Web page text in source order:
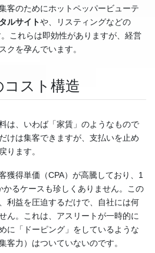
客のためにホットペッパービューテ
ルサイトや、リスティングなどの
これらは即効性がありますが、経営
クを孕んでいます。
コスト構造
は、いわば「家賃」のようなもので
けは集客できますが、支払いを止め
ります。
獲得単価（CPA）が高騰しており、1
かるケースも珍しくありません。この
利益を圧迫するだけで、自社には何
ん。これは、アスリートが一時的に
に「ドーピング」をしているような
客力）はついていないのです。